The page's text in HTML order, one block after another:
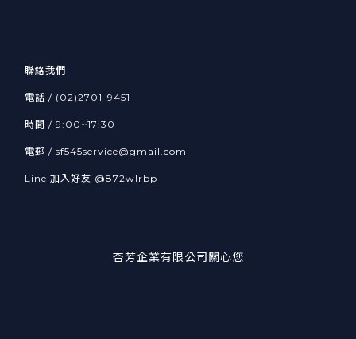
聯絡我們
電話 / (02)2701-9451
時間 / 9:00~17:30
電郵 / sf545service@gmail.com
Line 加入好友 @872wlrbp
杏芳企業有限公司關心您